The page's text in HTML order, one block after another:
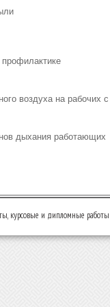
профилактике
воздуха на рабочих с
дыхания работающих
курсовые и дипломные работы